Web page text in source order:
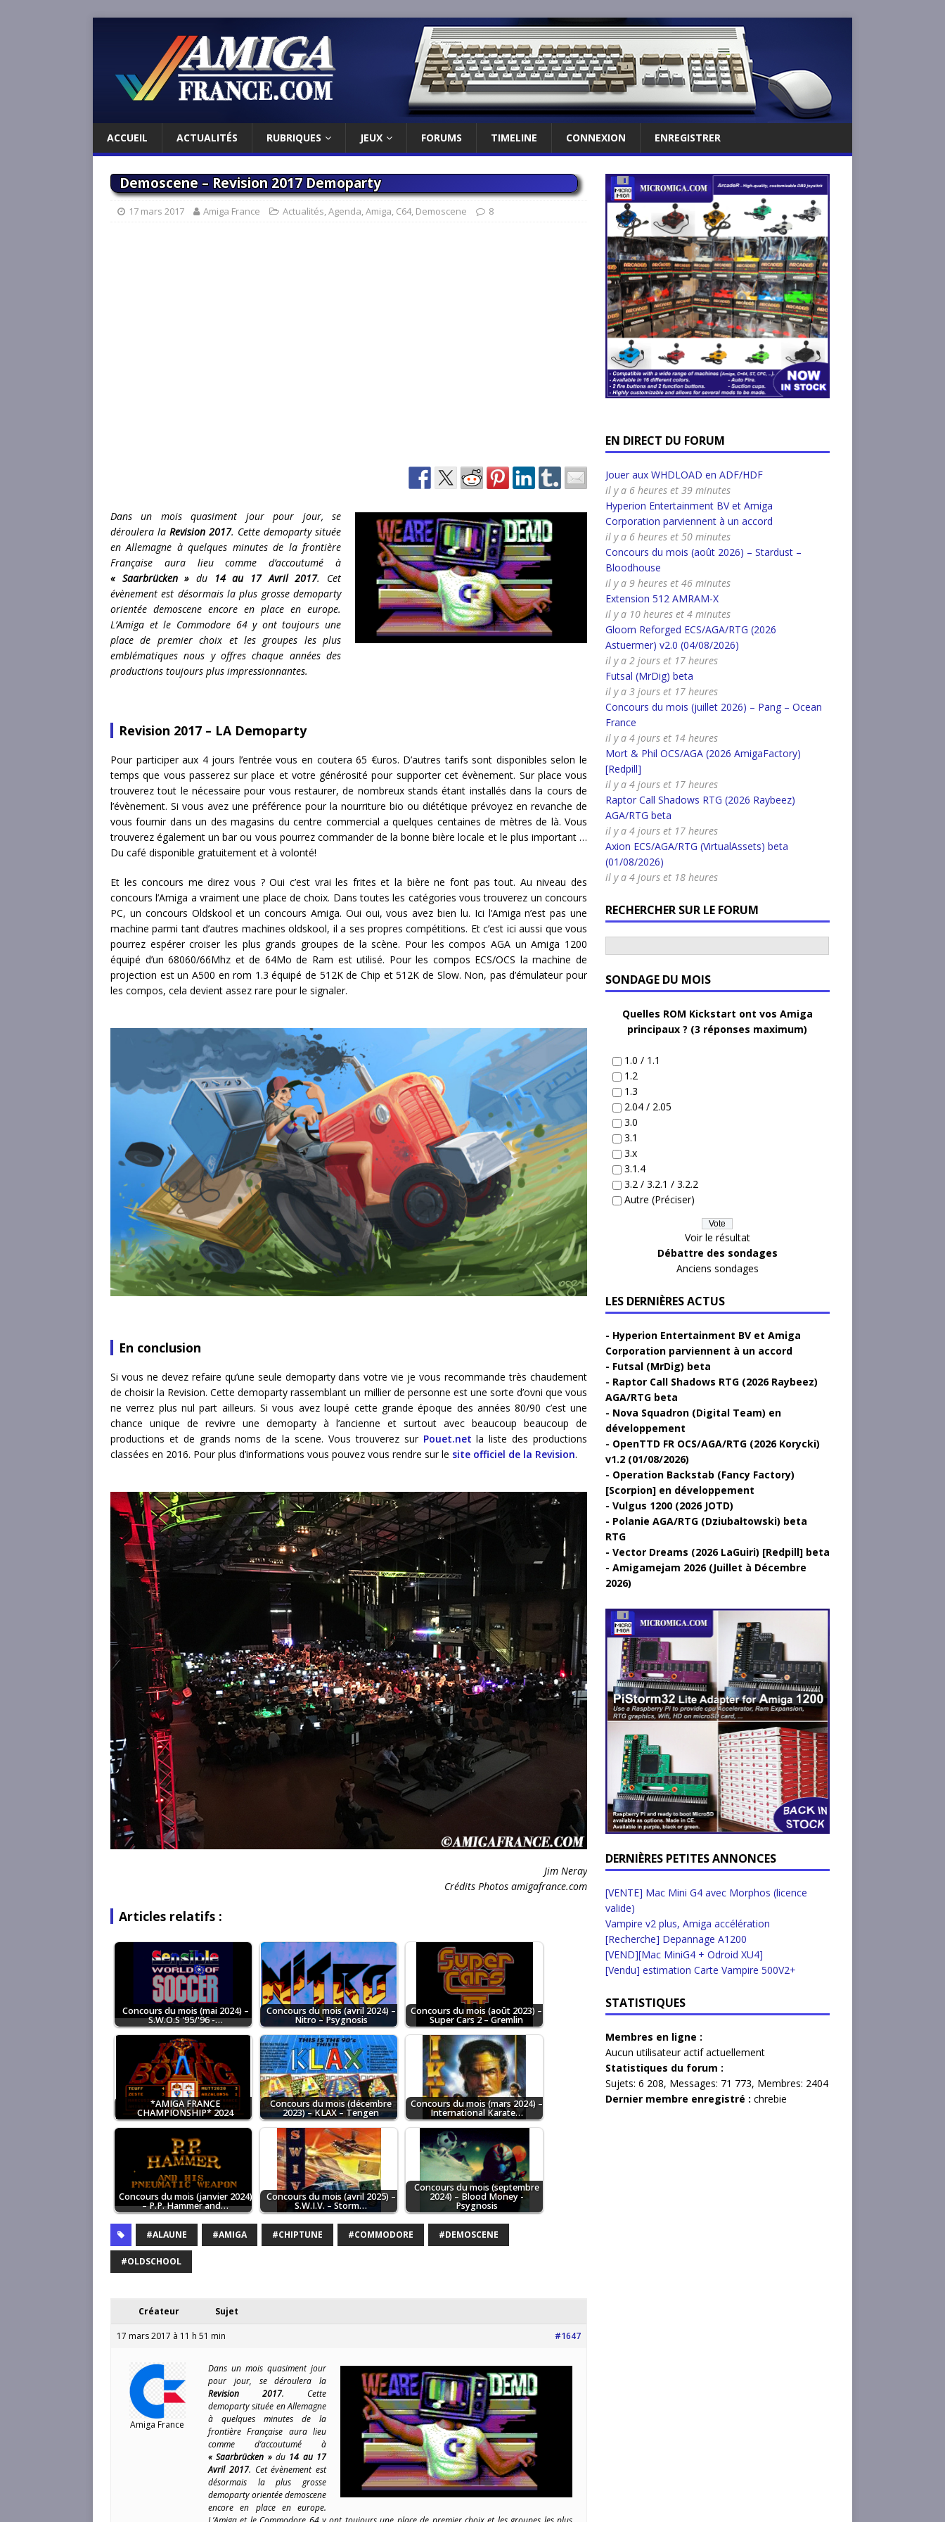
ACCUEIL ACTUALITÉS RUBRIQUES JEUX FORUMS TIMELINE CONNEXION ENREGISTRER
Demoscene – Revision 2017 Demoparty
17 mars 2017 Amiga France Actualités,Agenda,Amiga, C64, Demoscene 8
Dans un mois quasiment jour pour jour, se
déroulera laRevision 2017. Cette demoparty située
en Allemagne à quelques minutes de la frontière
Française aura lieu comme d’accoutumé à
« Saarbrücken » du 14 au 17 Avril 2017. Cet
évènement est désormais la plus grosse demoparty
orientée demoscene encore en place en europe.
L’Amiga et le Commodore 64 y ont toujours une
place de premier choix et les groupes les plus
emblématiques nous y offres chaque années des
productions toujours plus impressionnantes.
Revision 2017 – LA Demoparty
Pour participer aux 4 jours l’entrée vous en coutera 65 €uros. D’autres tarifs sont disponibles selon le
temps que vous passerez sur place et votre générosité pour supporter cet évènement. Sur place vous
trouverez tout le nécessaire pour vous restaurer, de nombreux stands étant installés dans la cours de
l’évènement. Si vous avez une préférence pour la nourriture bio ou diététique prévoyez en revanche de
vous fournir dans un des magasins du centre commercial a quelques centaines de mètres de là. Vous
trouverez également un bar ou vous pourrez commander de la bonne bière locale et le plus important …
Du café disponible gratuitement et à volonté!
Et les concours me direz vous ? Oui c’est vrai les frites et la bière ne font pas tout. Au niveau des
concours l’Amiga a vraiment une place de choix. Dans toutes les catégories vous trouverez un concours
PC, un concours Oldskool et un concours Amiga. Oui oui, vous avez bien lu. Ici l’Amiga n’est pas une
machine parmi tant d’autres machines oldskool, il a ses propres compétitions. Et c’est ici aussi que vous
pourrez espérer croiser les plus grands groupes de la scène. Pour les compos AGA un Amiga 1200
équipé d’un 68060/66Mhz et de 64Mo de Ram est utilisé. Pour les compos ECS/OCS la machine de
projection est un A500 en rom 1.3 équipé de 512K de Chip et 512K de Slow. Non, pas d’émulateur pour
les compos, cela devient assez rare pour le signaler.
En conclusion
Si vous ne devez refaire qu’une seule demoparty dans votre vie je vous recommande très chaudement
de choisir la Revision. Cette demoparty rassemblant un millier de personne est une sorte d’ovni que vous
ne verrez plus nul part ailleurs. Si vous avez loupé cette grande époque des années 80/90 c’est une
chance unique de revivre une demoparty à l’ancienne et surtout avec beaucoup beaucoup de
productions et de grands noms de la scene. Vous trouverez sur Pouet.net la liste des productions
classées en 2016. Pour plus d’informations vous pouvez vous rendre sur le site officiel de la Revision.
Jim Neray
Crédits Photos amigafrance.com
Articles relatifs :
Concours du mois (mai 2024) –
S.W.O.S '95/'96 -…
Concours du mois (avril 2024) –
Nitro – Psygnosis
Concours du mois (août 2023) –
Super Cars 2 – Gremlin
*AMIGA FRANCE
CHAMPIONSHIP* 2024
Concours du mois (décembre
2023) – KLAX – Tengen
Concours du mois (mars 2024) –
International Karate…
Concours du mois (janvier 2024)
– P.P. Hammer and…
Concours du mois (avril 2025) –
S.W.I.V. – Storm…
Concours du mois (septembre
2024) – Blood Money -
Psygnosis
#ALAUNE #AMIGA #CHIPTUNE #COMMODORE #DEMOSCENE
#OLDSCHOOL
Créateur Sujet
17 mars 2017 à 11 h 51 min #1647
Amiga France
Dans un mois quasiment jour
pour jour, se déroulera la
Revision 2017. Cette
demoparty située en Allemagne
à quelques minutes de la
frontière Française aura lieu
comme d’accoutumé à
« Saarbrücken »du 14 au 17
Avril 2017. Cet évènement est
désormais la plus grosse
demoparty orientée demoscene
encore en place en europe.
EN DIRECT DU FORUM
Jouer aux WHDLOAD en ADF/HDF
il y a 6 heures et 39 minutes
Hyperion Entertainment BV et Amiga
Corporation parviennent à un accord
il y a 6 heures et 50 minutes
Concours du mois (août 2026) – Stardust –
Bloodhouse
il y a 9 heures et 46 minutes
Extension 512 AMRAM-X
il y a 10 heures et 4 minutes
Gloom Reforged ECS/AGA/RTG (2026
Astuermer) v2.0 (04/08/2026)
il y a 2 jours et 17 heures
Futsal (MrDig) beta
il y a 3 jours et 17 heures
Concours du mois (juillet 2026) – Pang – Ocean
France
il y a 4 jours et 14 heures
Mort & Phil OCS/AGA (2026 AmigaFactory)
[Redpill]
il y a 4 jours et 17 heures
Raptor Call Shadows RTG (2026 Raybeez)
AGA/RTG beta
il y a 4 jours et 17 heures
Axion ECS/AGA/RTG (VirtualAssets) beta
(01/08/2026)
il y a 4 jours et 18 heures
RECHERCHER SUR LE FORUM
SONDAGE DU MOIS
Quelles ROM Kickstart ont vos Amiga
principaux ? (3 réponses maximum)
1.0 / 1.1
1.2
1.3
2.04 / 2.05
3.0
3.1
3.x
3.1.4
3.2 / 3.2.1 / 3.2.2
Autre (Préciser)
Voir le résultat
Débattre des sondages
Anciens sondages
LES DERNIÈRES ACTUS
Hyperion Entertainment BV et Amiga
Corporation parviennent à un accord
Futsal (MrDig) beta
Raptor Call Shadows RTG (2026 Raybeez)
AGA/RTG beta
Nova Squadron (Digital Team) en
développement
OpenTTD FR OCS/AGA/RTG (2026 Korycki)
v1.2 (01/08/2026)
Operation Backstab (Fancy Factory)
[Scorpion] en développement
Vulgus 1200 (2026 JOTD)
Polanie AGA/RTG (Dziubałtowski) beta
RTG
Vector Dreams (2026 LaGuiri) [Redpill] beta
Amigamejam 2026 (Juillet à Décembre
2026)
DERNIÈRES PETITES ANNONCES
[VENTE] Mac Mini G4 avec Morphos (licence
valide)
Vampire v2 plus, Amiga accélération
[Recherche] Depannage A1200
[VEND][Mac MiniG4 + Odroid XU4]
[Vendu] estimation Carte Vampire 500V2+
STATISTIQUES
Membres en ligne :
Aucun utilisateur actif actuellement
Statistiques du forum :
Sujets: 6 208, Messages: 71 773, Membres: 2404
Dernier membre enregistré : chrebie